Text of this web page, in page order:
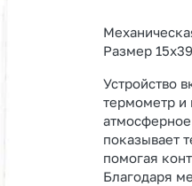
Размер
Устройство
термометр и
показывает
помогая
Благодаря